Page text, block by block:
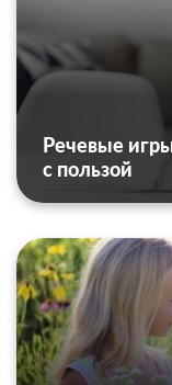
Речевые
с пользой